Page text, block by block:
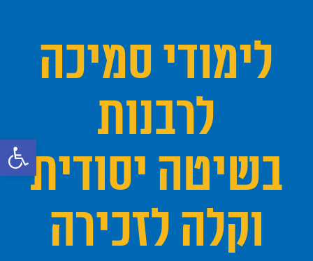
פתח
לימודי סמיכה
לרבנות
בשיטה יסודית
וקלה לזכירה